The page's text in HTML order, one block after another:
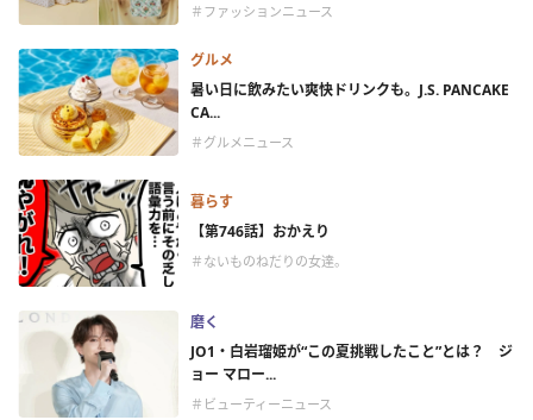
＃ファッションニュース
グルメ
暑い日に飲みたい爽快ドリンクも。J.S. PANCAKE
CA...
＃グルメニュース
暮らす
【第746話】おかえり
＃ないものねだりの女達。
磨く
JO1・白岩瑠姫が“この夏挑戦したこと”とは？ ジ
ョー マロー...
＃ビューティーニュース